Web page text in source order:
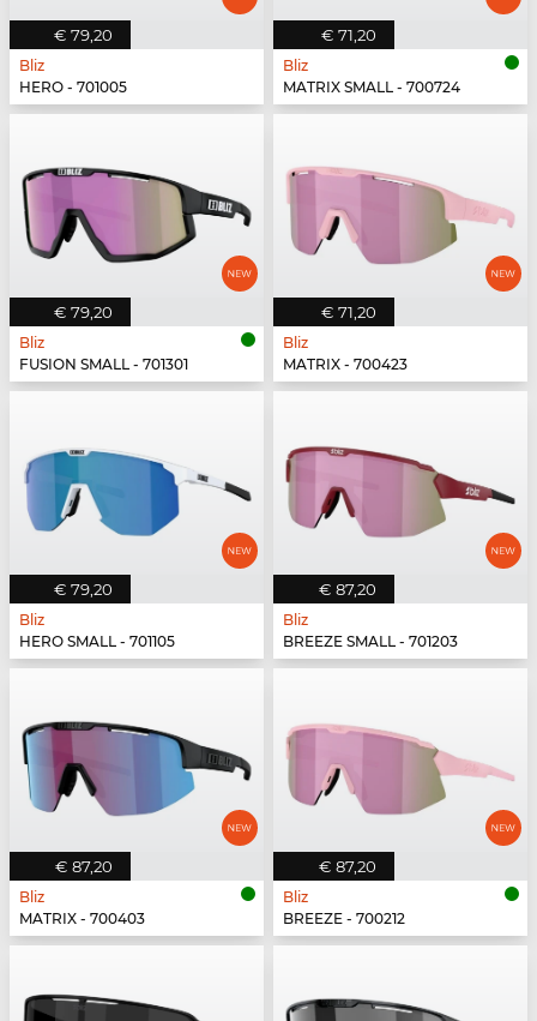
€ 79,20
Bliz
HERO - 701005
€ 71,20
Bliz
MATRIX SMALL - 700724
€ 79,20
Bliz
FUSION SMALL - 701301
€ 71,20
Bliz
MATRIX - 700423
€ 79,20
Bliz
HERO SMALL - 701105
€ 87,20
Bliz
BREEZE SMALL - 701203
€ 87,20
Bliz
MATRIX - 700403
€ 87,20
Bliz
BREEZE - 700212